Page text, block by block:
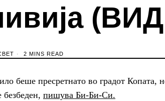
2 MINS READ
беше пресретнато во градот Копата,
безбеден, пишува Би-Би-Си.